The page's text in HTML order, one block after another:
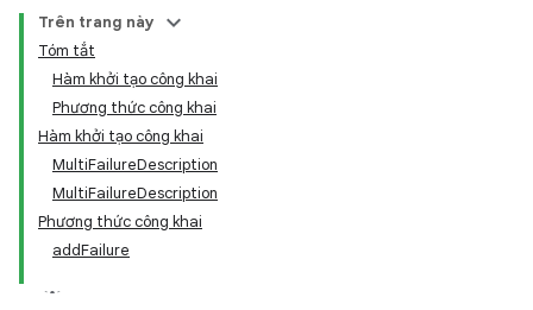
Trên trang này
Tóm tắt
Hàm khởi tạo công khai
Phương thức công khai
Hàm khởi tạo công khai
MultiFailureDescription
MultiFailureDescription
Phương thức công khai
addFailure